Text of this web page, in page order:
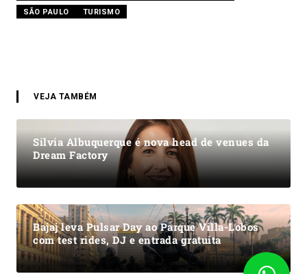
SÃO PAULO
TURISMO
VEJA TAMBÉM
Silvia Albuquerque é nova head de venues da
Dream Factory
Bajaj leva Pulsar Day ao Parque Villa-Lobos
com test rides, DJ e entrada gratuita